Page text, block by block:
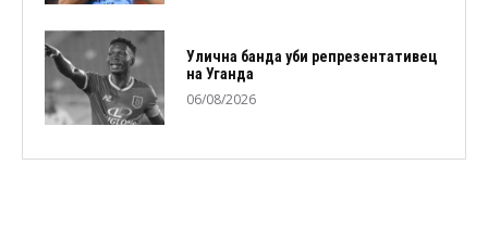
Улична банда уби репрезентативец
на Уганда
06/08/2026